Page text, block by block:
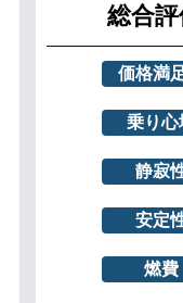
総合
価格満
乗り心
静寂
安定
燃費